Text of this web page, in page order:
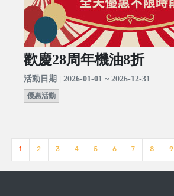
歡慶28周年機油8折
活動日期 | 2026-01-01 ~ 2026-12-31
優惠活動
1 2 3 4 5 6 7 8 9